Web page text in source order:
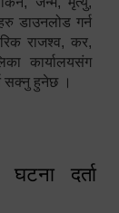
डाउनलोड गर्न
राजश्व, कर,
कार्यालयसंग
सक्नु हुनेछ ।
दर्ता